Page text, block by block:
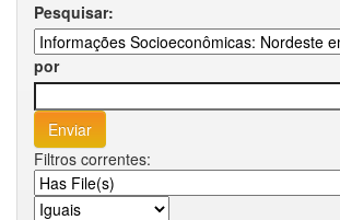
Pesquisar:
por
Filtros correntes: